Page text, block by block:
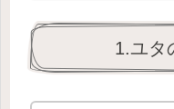
1.ユタ